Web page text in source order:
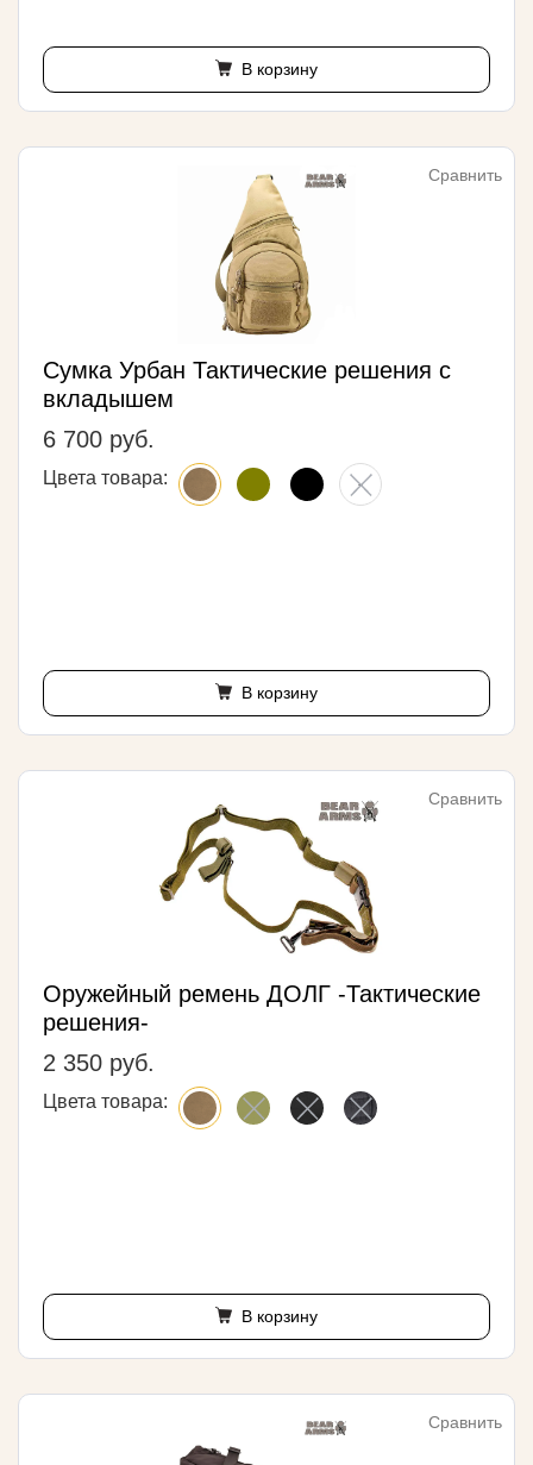
В корзину
Сравнить
Сумка Урбан Тактические решения с
вкладышем
6 700 руб.
Цвета товара:
В корзину
Сравнить
Оружейный ремень ДОЛГ -Тактические
решения-
2 350 руб.
Цвета товара:
В корзину
Сравнить